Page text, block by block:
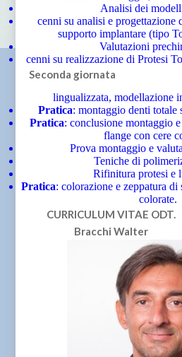
Analisi dei
cenni su analisi e progettazione
supporto implantare (tipo
Valutazioni
cenni su realizzazione di Protesi
Seconda giornata
lingualizzata, modellazione
Pratica: montaggio denti totale
Pratica: conclusione montaggio
flange con cere
Prova montaggio e
Teniche di
Rifinitura protesi e
Pratica: colorazione e zeppatura di
colorate.
CURRICULUM VITAE ODT.
Bracchi Walter